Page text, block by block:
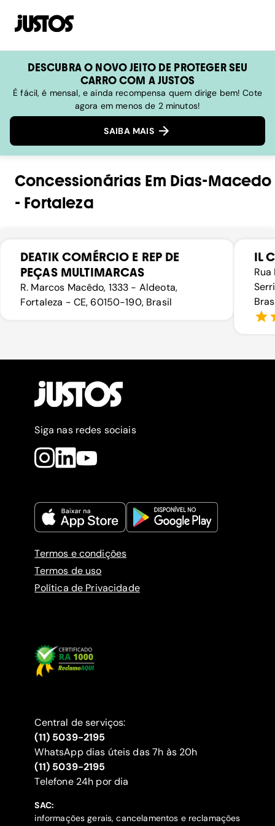
DESCUBRA O NOVO JEITO DE PROTEGER SEU
CARRO COM A JUSTOS
É fácil, é mensal, e ainda recompensa quem dirige bem! Cote
agora em menos de 2 minutos!
SAIBA MAIS
Concessionárias Em Dias-Macedo
- Fortaleza
DEATIK COMÉRCIO E REP DE
PEÇAS MULTIMARCAS
R. Marcos Macêdo, 1333 - Aldeota,
Fortaleza - CE, 60150-190, Brasil
IL
Siga nas redes sociais
Termos e condições
Termos de uso
Política de Privacidade
Central de serviços:
(11) 5039-2195
WhatsApp dias úteis das 7h às 20h
(11) 5039-2195
‍Telefone 24h por dia
SAC:
informações gerais, cancelamentos e reclamações